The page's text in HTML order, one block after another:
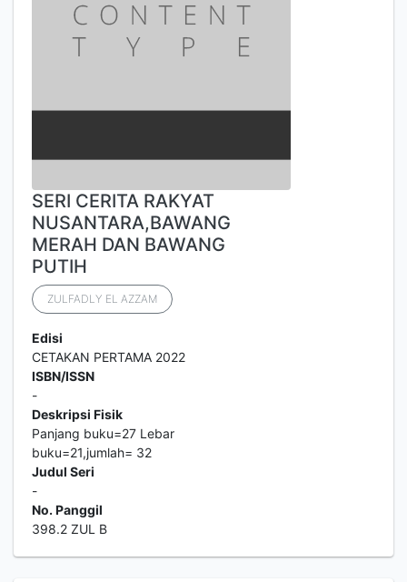
SERI CERITA RAKYAT
NUSANTARA,BAWANG
MERAH DAN BAWANG
PUTIH
ZULFADLY EL AZZAM
Edisi
CETAKAN PERTAMA 2022
ISBN/ISSN
-
Deskripsi Fisik
Panjang buku=27 Lebar
buku=21,jumlah= 32
Judul Seri
-
No. Panggil
398.2 ZUL B